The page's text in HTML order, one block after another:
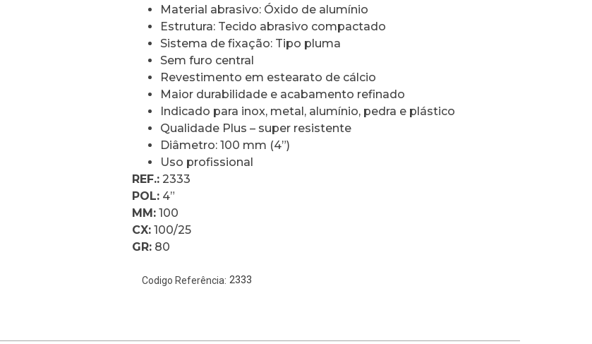
Material abrasivo: Óxido de alumínio
Estrutura: Tecido abrasivo compactado
Sistema de fixação: Tipo pluma
Sem furo central
Revestimento em estearato de cálcio
Maior durabilidade e acabamento refinado
Indicado para inox, metal, alumínio, pedra e plástico
Qualidade Plus – super resistente
Diâmetro: 100 mm (4”)
Uso profissional
REF.: 2333
POL: 4”
MM: 100
CX: 100/25
GR: 80
Codigo Referência: 2333